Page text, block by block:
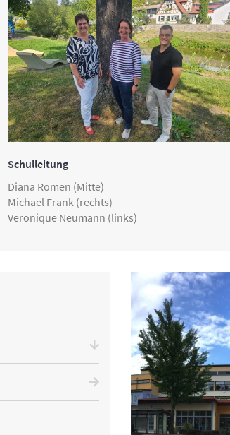
Schulleitung
Diana Romen (Mitte)
Michael Frank (rechts)
Veronique Neumann (links)